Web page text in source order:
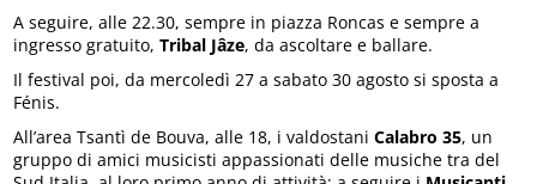
A seguire, alle 22.30, sempre in piazza Roncas e sempre a
ingresso gratuito,Tribal Jâze, da ascoltare e ballare.
Il festival poi, da mercoledì 27 a sabato 30 agosto si sposta a
Fénis.
All’area Tsantì de Bouva, alle 18, i valdostani Calabro 35, un
gruppo di amici musicisti appassionati delle musiche tra del